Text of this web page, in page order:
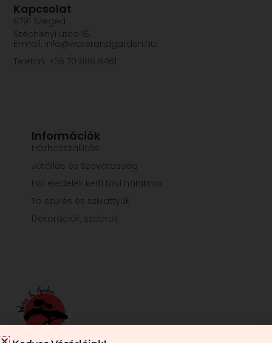
Információk
Házhozszállítás
Jótállás és Szavatosság
Hal eledelek kerti tavi halaknak
Tó szűrés és szivattyúk
Dekorációk, szobrok
Kapcsolat
6791 Szeged
Széchenyi utca 16.
E-mail: info@waterandgarden.hu
Telefon: +36 70 886 6461